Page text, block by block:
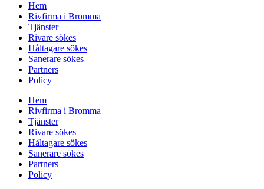
Hem
Rivfirma i Bromma
Tjänster
Rivare sökes
Håltagare sökes
Sanerare sökes
Partners
Policy
Hem
Rivfirma i Bromma
Tjänster
Rivare sökes
Håltagare sökes
Sanerare sökes
Partners
Policy